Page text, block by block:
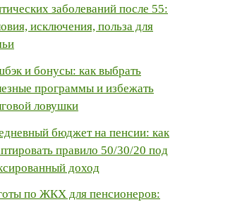
заболеваний после 55:
исключения, польза для
и бонусы: как выбрать
программы и избежать
ловушки
бюджет на пенсии: как
правило 50/30/20 под
доход
по ЖКХ для пенсионеров: